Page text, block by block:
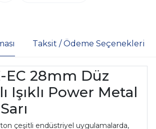
Taksit / Ödeme Seçenekleri
EC 28mm Düz
Işıklı Power Metal
çeşitli endüstriyel uygulamalarda,